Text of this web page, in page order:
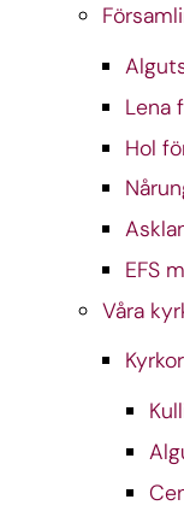
Lena
Hol
EFS
Våra